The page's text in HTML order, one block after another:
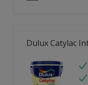
Dulux Catylac